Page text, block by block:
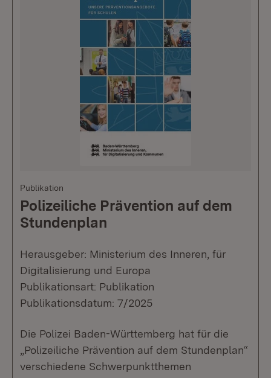
Publikation
Polizeiliche Prävention auf dem
Stundenplan
Herausgeber: Ministerium des Inneren, für
Digitalisierung und Europa
Publikationsart: Publikation
Publikationsdatum: 7/2025
Die Polizei Baden-Württemberg hat für die
„Polizeiliche Prävention auf dem Stundenplan“
verschiedene Schwerpunktthemen